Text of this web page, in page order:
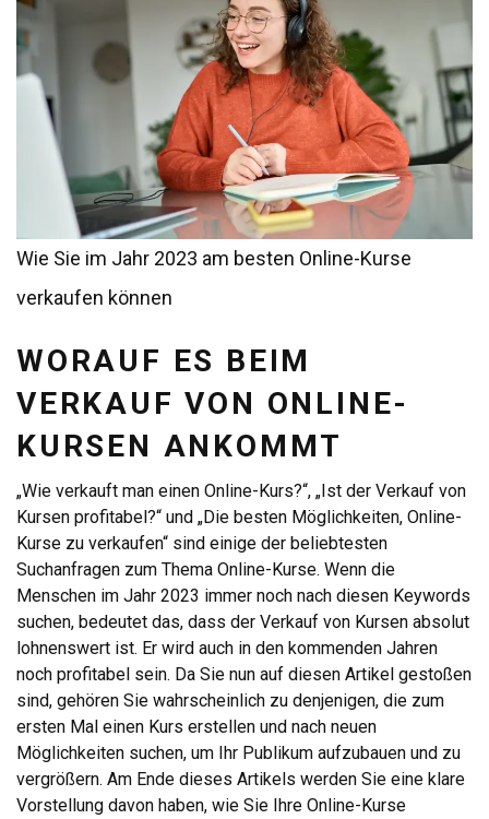
Wie Sie im Jahr 2023 am besten Online-Kurse
verkaufen können
WORAUF ES BEIM
VERKAUF VON ONLINE-
KURSEN ANKOMMT
„Wie verkauft man einen Online-Kurs?“, „Ist der Verkauf von
Kursen profitabel?“ und „Die besten Möglichkeiten, Online-
Kurse zu verkaufen“ sind einige der beliebtesten
Suchanfragen zum Thema Online-Kurse. Wenn die
Menschen im Jahr 2023 immer noch nach diesen Keywords
suchen, bedeutet das, dass der Verkauf von Kursen absolut
lohnenswert ist. Er wird auch in den kommenden Jahren
noch profitabel sein. Da Sie nun auf diesen Artikel gestoßen
sind, gehören Sie wahrscheinlich zu denjenigen, die zum
ersten Mal einen Kurs erstellen und nach neuen
Möglichkeiten suchen, um Ihr Publikum aufzubauen und zu
vergrößern. Am Ende dieses Artikels werden Sie eine klare
Vorstellung davon haben, wie Sie Ihre Online-Kurse